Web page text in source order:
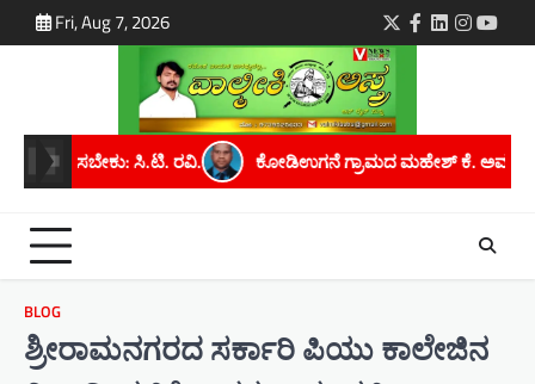
to
Fri, Aug 7, 2026 Twitter
Facebook
LinkedIn
ಕೋಡಿಉಗನೆ ಗ್ರಾಮದ ಮಹೇಶ್ ಕೆ. ಅವರಿಗೆ ಮೈಸೂರು
BLOG
ಶ್ರೀರಾಮನಗರದ ಸರ್ಕಾರಿ ಪಿಯು ಕಾಲೇಜಿನ